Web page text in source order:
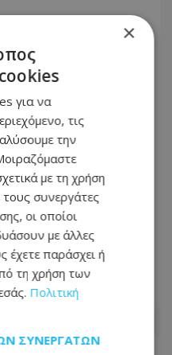
κατόπιν
η
×
για να
τις
την
με τη χρήση
συνεργάτες
οι οποίοι
με άλλες
έχετε παράσχει ή
τη χρήση των
Πολιτική
ΣΥΝΕΡΓΑΤΏΝ